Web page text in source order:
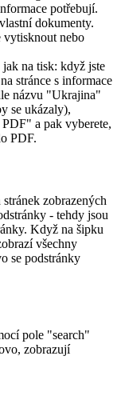
potřebují.
dokumenty.
vytisknout nebo
na tisk: když jste
stránce s informace
názvu "Ukrajina"
se ukázaly),
a pak vyberete,
PDF.
zobrazených
- tehdy jsou
Když na šipku
všechny
se podstránky
pole "search"
zobrazují